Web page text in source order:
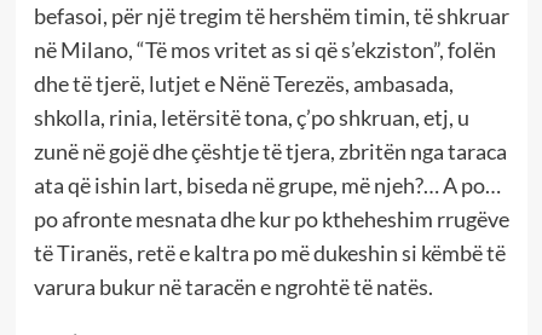
befasoi, për një tregim të hershëm timin, të shkruar
në Milano, “Të mos vritet as si që s’ekziston”, folën
dhe të tjerë, lutjet e Nënë Terezës, ambasada,
shkolla, rinia, letërsitë tona, ç’po shkruan, etj, u
zunë në gojë dhe çështje të tjera, zbritën nga taraca
ata që ishin lart, biseda në grupe, më njeh?… A po…
po afronte mesnata dhe kur po ktheheshim rrugëve
të Tiranës, retë e kaltra po më dukeshin si këmbë të
varura bukur në taracën e ngrohtë të natës.